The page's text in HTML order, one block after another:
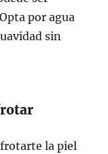
por agua
sin
frotarte la piel